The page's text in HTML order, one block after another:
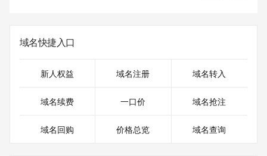
域名快捷入口
新人权益 域名注册 域名转入
域名续费 一口价 域名抢注
域名回购 价格总览 域名查询